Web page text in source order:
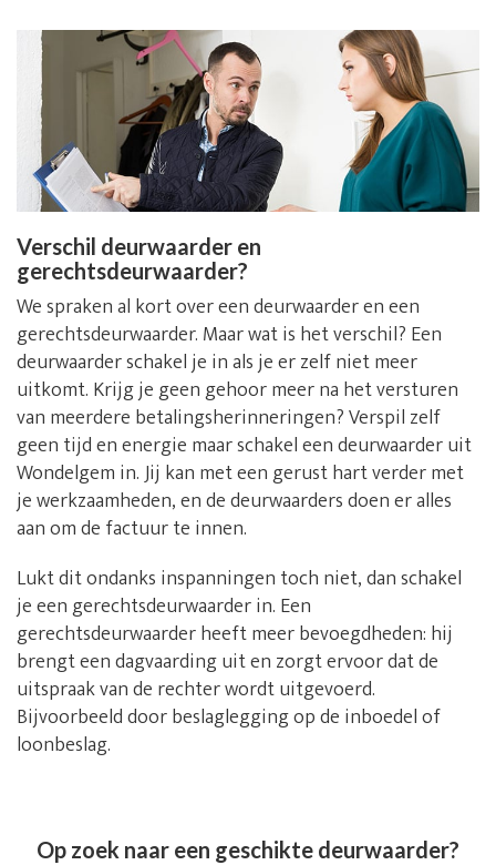
Verschil deurwaarder en
gerechtsdeurwaarder?
We spraken al kort over een deurwaarder en een
gerechtsdeurwaarder. Maar wat is het verschil? Een
deurwaarder schakel je in als je er zelf niet meer
uitkomt. Krijg je geen gehoor meer na het versturen
van meerdere betalingsherinneringen? Verspil zelf
geen tijd en energie maar schakel een deurwaarder uit
Wondelgem in. Jij kan met een gerust hart verder met
je werkzaamheden, en de deurwaarders doen er alles
aan om de factuur te innen.
Lukt dit ondanks inspanningen toch niet, dan schakel
je een gerechtsdeurwaarder in. Een
gerechtsdeurwaarder heeft meer bevoegdheden: hij
brengt een dagvaarding uit en zorgt ervoor dat de
uitspraak van de rechter wordt uitgevoerd.
Bijvoorbeeld door beslaglegging op de inboedel of
loonbeslag.
Op zoek naar een geschikte deurwaarder?